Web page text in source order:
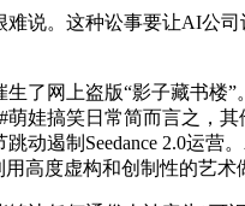
。这种讼事要让AI公司
网上盗版“影子藏书楼”
娃搞笑日常简而言之，
动遏制Seedance 2.0运
高度虚构和创制性的艺